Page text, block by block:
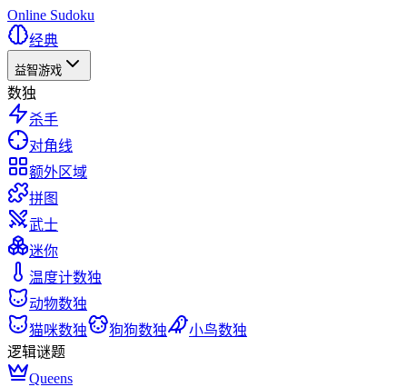
Online Sudoku
经典
益智游戏
数独
杀手
对角线
额外区域
拼图
武士
迷你
温度计数独
动物数独
猫咪数独
狗狗数独
小鸟数独
逻辑谜题
Queens